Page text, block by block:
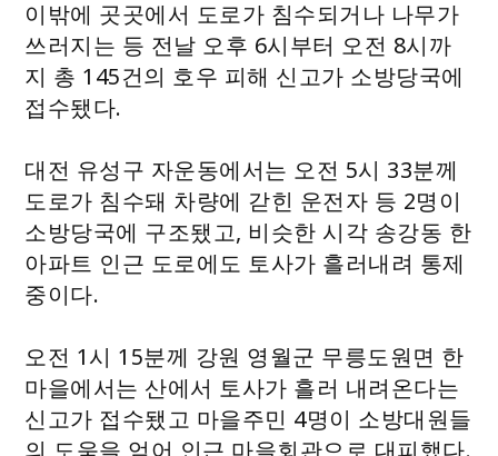
이밖에 곳곳에서 도로가 침수되거나 나무가
쓰러지는 등 전날 오후 6시부터 오전 8시까
지 총 145건의 호우 피해 신고가 소방당국에
접수됐다.
대전 유성구 자운동에서는 오전 5시 33분께
도로가 침수돼 차량에 갇힌 운전자 등 2명이
소방당국에 구조됐고, 비슷한 시각 송강동 한
아파트 인근 도로에도 토사가 흘러내려 통제
중이다.
오전 1시 15분께 강원 영월군 무릉도원면 한
마을에서는 산에서 토사가 흘러 내려온다는
신고가 접수됐고 마을주민 4명이 소방대원들
의 도움을 얻어 인근 마을회관으로 대피했다.